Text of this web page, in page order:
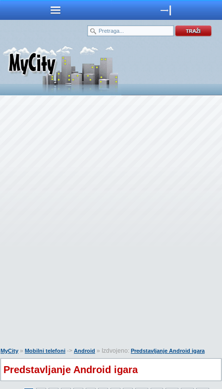
MyCity » Mobilni telefoni -> Android » Izdvojeno: Predstavljanje Android igara
Predstavljanje Android igara